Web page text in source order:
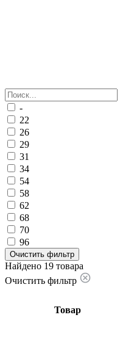
-
22
26
29
31
34
54
58
62
68
70
96
Очистить фильтр
Найдено 19 товара
Очистить фильтр
Товар